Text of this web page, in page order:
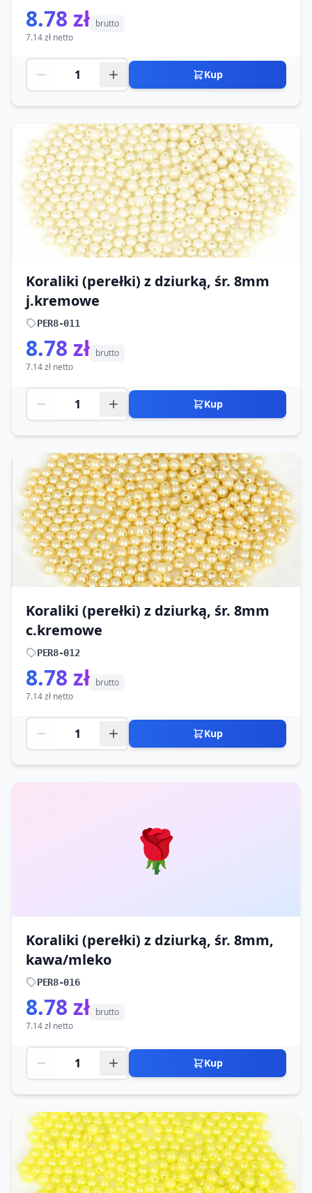
8.78 zł brutto
7.14 zł netto
Kup
Koraliki (perełki) z dziurką, śr. 8mm
j.kremowe
PER8-011
8.78 zł brutto
7.14 zł netto
Kup
Koraliki (perełki) z dziurką, śr. 8mm
c.kremowe
PER8-012
8.78 zł brutto
7.14 zł netto
Kup
🌹
Koraliki (perełki) z dziurką, śr. 8mm,
kawa/mleko
PER8-016
8.78 zł brutto
7.14 zł netto
Kup